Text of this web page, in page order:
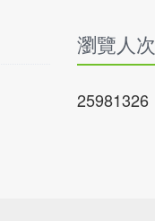
瀏覽人次
25981326